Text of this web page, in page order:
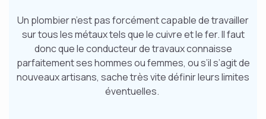
Un plombier n’est pas forcément capable de travailler
sur tous les métaux tels que le cuivre et le fer. Il faut
donc que le conducteur de travaux connaisse
parfaitement ses hommes ou femmes, ou s’il s’agit de
nouveaux artisans, sache très vite définir leurs limites
éventuelles.